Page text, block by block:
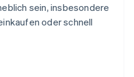
sein, insbesondere
oder schnell